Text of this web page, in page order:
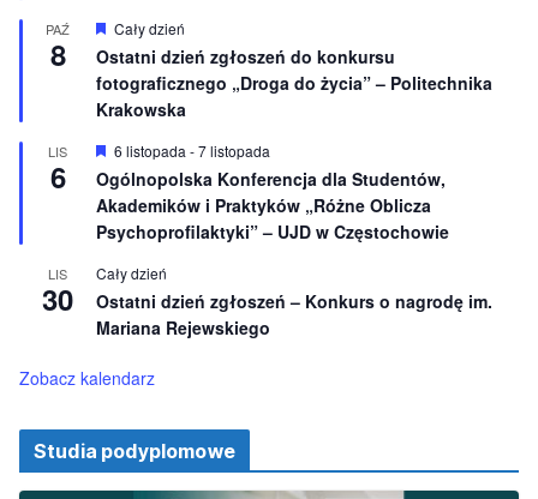
n
o
n
e
PAŹ
8
W
r
ó
ż
n
i
o
n
e
Cały dzień
Ostatni dzień zgłoszeń do konkursu
fotograficznego „Droga do życia” – Politechnika
Krakowska
LIS
6
W
r
ó
ż
n
o
n
e
6 listopada -7 listopada
Ogólnopolska Konferencja dla Studentów,
Akademików i Praktyków „Różne Oblicza
Psychoprofilaktyki” – UJD w Częstochowie
LIS
30
Cały dzień
Ostatni dzień zgłoszeń – Konkurs o nagrodę im.
Mariana Rejewskiego
Zobacz kalendarz
Studia podyplomowe